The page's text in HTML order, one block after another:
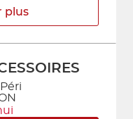
plus